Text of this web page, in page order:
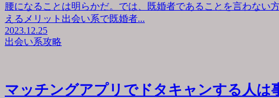
腰になることは明らかだ。では、既婚者であることを言わない
えるメリット出会い系で既婚者...
2023.12.25
出会い系攻略
マッチングアプリでドタキャンする人は